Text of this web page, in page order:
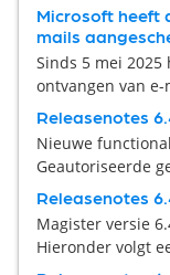
Microsoft heeft
mails
Sinds 5 mei
ontvangen van e-
Releasenotes
Nieuwe
Geautoriseerde
Releasenotes
Magister versie
Hieronder volgt